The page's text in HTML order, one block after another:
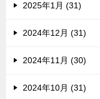
2025年1月 (31)
2024年12月 (31)
2024年11月 (30)
2024年10月 (31)